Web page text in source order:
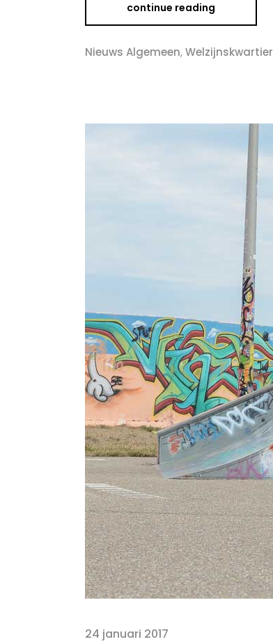
continue reading
Nieuws Algemeen,Welzijnskwartier
24 januari 2017